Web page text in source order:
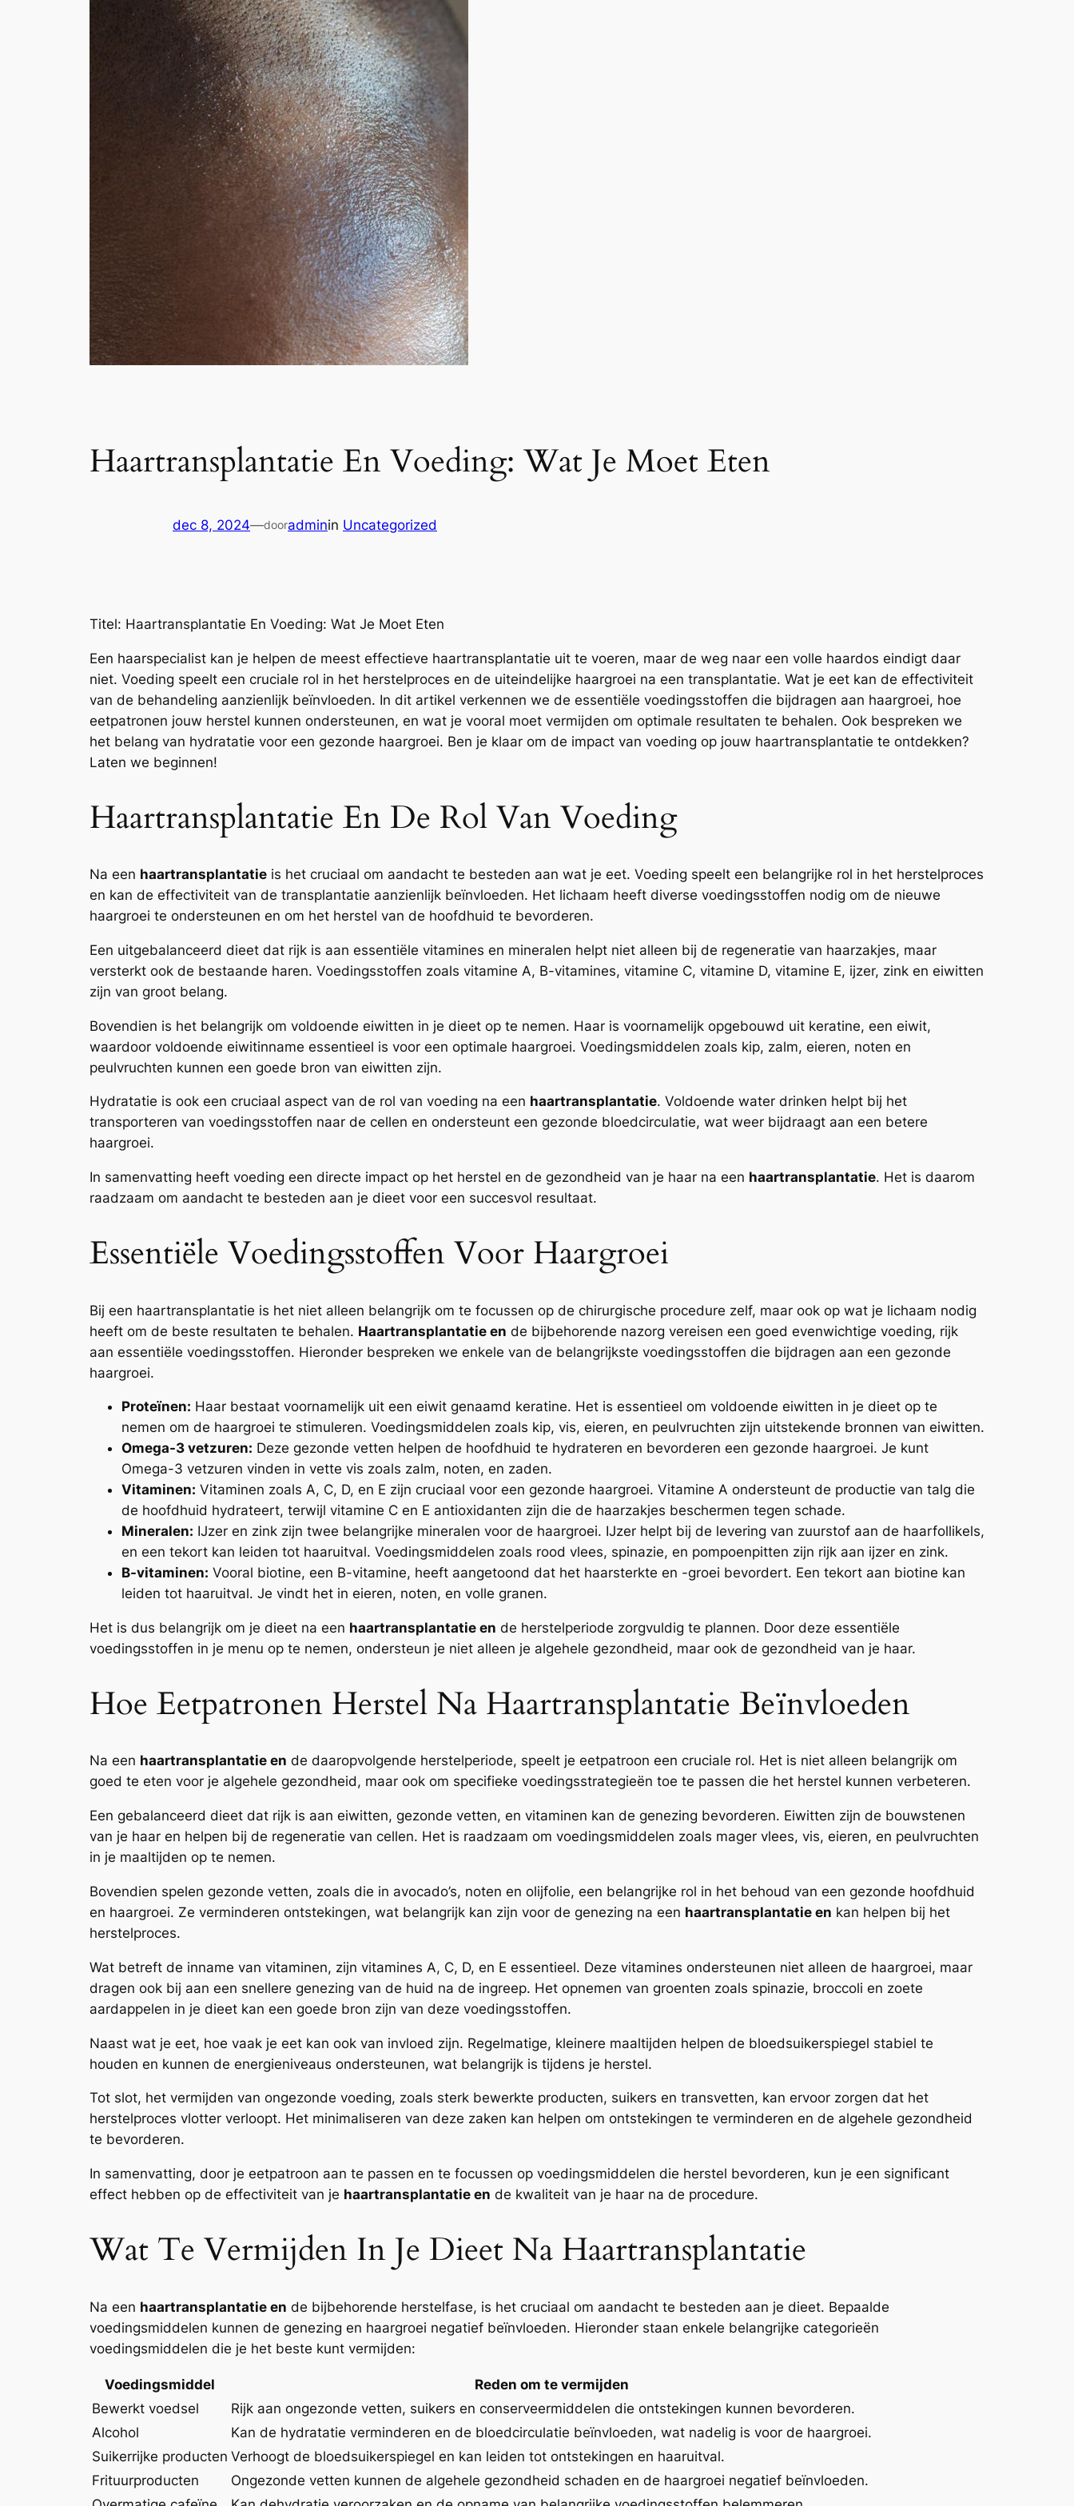
Haartransplantatie En Voeding: Wat Je Moet Eten
dec 8, 2024—dooradminin Uncategorized
Titel: Haartransplantatie En Voeding: Wat Je Moet Eten
Een haarspecialist kan je helpen de meest effectieve haartransplantatie uit te voeren, maar de weg naar een volle haardos eindigt daar
niet. Voeding speelt een cruciale rol in het herstelproces en de uiteindelijke haargroei na een transplantatie. Wat je eet kan de effectiviteit
van de behandeling aanzienlijk beïnvloeden. In dit artikel verkennen we de essentiële voedingsstoffen die bijdragen aan haargroei, hoe
eetpatronen jouw herstel kunnen ondersteunen, en wat je vooral moet vermijden om optimale resultaten te behalen. Ook bespreken we
het belang van hydratatie voor een gezonde haargroei. Ben je klaar om de impact van voeding op jouw haartransplantatie te ontdekken?
Laten we beginnen!
Haartransplantatie En De Rol Van Voeding
Na een haartransplantatie is het cruciaal om aandacht te besteden aan wat je eet. Voeding speelt een belangrijke rol in het herstelproces
en kan de effectiviteit van de transplantatie aanzienlijk beïnvloeden. Het lichaam heeft diverse voedingsstoffen nodig om de nieuwe
haargroei te ondersteunen en om het herstel van de hoofdhuid te bevorderen.
Een uitgebalanceerd dieet dat rijk is aan essentiële vitamines en mineralen helpt niet alleen bij de regeneratie van haarzakjes, maar
versterkt ook de bestaande haren. Voedingsstoffen zoals vitamine A, B-vitamines, vitamine C, vitamine D, vitamine E, ijzer, zink en eiwitten
zijn van groot belang.
Bovendien is het belangrijk om voldoende eiwitten in je dieet op te nemen. Haar is voornamelijk opgebouwd uit keratine, een eiwit,
waardoor voldoende eiwitinname essentieel is voor een optimale haargroei. Voedingsmiddelen zoals kip, zalm, eieren, noten en
peulvruchten kunnen een goede bron van eiwitten zijn.
Hydratatie is ook een cruciaal aspect van de rol van voeding na een haartransplantatie. Voldoende water drinken helpt bij het
transporteren van voedingsstoffen naar de cellen en ondersteunt een gezonde bloedcirculatie, wat weer bijdraagt aan een betere
haargroei.
In samenvatting heeft voeding een directe impact op het herstel en de gezondheid van je haar na een haartransplantatie. Het is daarom
raadzaam om aandacht te besteden aan je dieet voor een succesvol resultaat.
Essentiële Voedingsstoffen Voor Haargroei
Bij een haartransplantatie is het niet alleen belangrijk om te focussen op de chirurgische procedure zelf, maar ook op wat je lichaam nodig
heeft om de beste resultaten te behalen. Haartransplantatie en de bijbehorende nazorg vereisen een goed evenwichtige voeding, rijk
aan essentiële voedingsstoffen. Hieronder bespreken we enkele van de belangrijkste voedingsstoffen die bijdragen aan een gezonde
haargroei.
Proteïnen: Haar bestaat voornamelijk uit een eiwit genaamd keratine. Het is essentieel om voldoende eiwitten in je dieet op te
nemen om de haargroei te stimuleren. Voedingsmiddelen zoals kip, vis, eieren, en peulvruchten zijn uitstekende bronnen van eiwitten.
Omega-3 vetzuren: Deze gezonde vetten helpen de hoofdhuid te hydrateren en bevorderen een gezonde haargroei. Je kunt
Omega-3 vetzuren vinden in vette vis zoals zalm, noten, en zaden.
Vitaminen: Vitaminen zoals A, C, D, en E zijn cruciaal voor een gezonde haargroei. Vitamine A ondersteunt de productie van talg die
de hoofdhuid hydrateert, terwijl vitamine C en E antioxidanten zijn die de haarzakjes beschermen tegen schade.
Mineralen: IJzer en zink zijn twee belangrijke mineralen voor de haargroei. IJzer helpt bij de levering van zuurstof aan de haarfollikels,
en een tekort kan leiden tot haaruitval. Voedingsmiddelen zoals rood vlees, spinazie, en pompoenpitten zijn rijk aan ijzer en zink.
B-vitaminen: Vooral biotine, een B-vitamine, heeft aangetoond dat het haarsterkte en -groei bevordert. Een tekort aan biotine kan
leiden tot haaruitval. Je vindt het in eieren, noten, en volle granen.
Het is dus belangrijk om je dieet na een haartransplantatie en de herstelperiode zorgvuldig te plannen. Door deze essentiële
voedingsstoffen in je menu op te nemen, ondersteun je niet alleen je algehele gezondheid, maar ook de gezondheid van je haar.
Hoe Eetpatronen Herstel Na Haartransplantatie Beïnvloeden
Na een haartransplantatie en de daaropvolgende herstelperiode, speelt je eetpatroon een cruciale rol. Het is niet alleen belangrijk om
goed te eten voor je algehele gezondheid, maar ook om specifieke voedingsstrategieën toe te passen die het herstel kunnen verbeteren.
Een gebalanceerd dieet dat rijk is aan eiwitten, gezonde vetten, en vitaminen kan de genezing bevorderen. Eiwitten zijn de bouwstenen
van je haar en helpen bij de regeneratie van cellen. Het is raadzaam om voedingsmiddelen zoals mager vlees, vis, eieren, en peulvruchten
in je maaltijden op te nemen.
Bovendien spelen gezonde vetten, zoals die in avocado’s, noten en olijfolie, een belangrijke rol in het behoud van een gezonde hoofdhuid
en haargroei. Ze verminderen ontstekingen, wat belangrijk kan zijn voor de genezing na een haartransplantatie en kan helpen bij het
herstelproces.
Wat betreft de inname van vitaminen, zijn vitamines A, C, D, en E essentieel. Deze vitamines ondersteunen niet alleen de haargroei, maar
dragen ook bij aan een snellere genezing van de huid na de ingreep. Het opnemen van groenten zoals spinazie, broccoli en zoete
aardappelen in je dieet kan een goede bron zijn van deze voedingsstoffen.
Naast wat je eet, hoe vaak je eet kan ook van invloed zijn. Regelmatige, kleinere maaltijden helpen de bloedsuikerspiegel stabiel te
houden en kunnen de energieniveaus ondersteunen, wat belangrijk is tijdens je herstel.
Tot slot, het vermijden van ongezonde voeding, zoals sterk bewerkte producten, suikers en transvetten, kan ervoor zorgen dat het
herstelproces vlotter verloopt. Het minimaliseren van deze zaken kan helpen om ontstekingen te verminderen en de algehele gezondheid
te bevorderen.
In samenvatting, door je eetpatroon aan te passen en te focussen op voedingsmiddelen die herstel bevorderen, kun je een significant
effect hebben op de effectiviteit van je haartransplantatie en de kwaliteit van je haar na de procedure.
Wat Te Vermijden In Je Dieet Na Haartransplantatie
Na een haartransplantatie en de bijbehorende herstelfase, is het cruciaal om aandacht te besteden aan je dieet. Bepaalde
voedingsmiddelen kunnen de genezing en haargroei negatief beïnvloeden. Hieronder staan enkele belangrijke categorieën
voedingsmiddelen die je het beste kunt vermijden:
Voedingsmiddel
Reden om te vermijden
Bewerkt voedsel
Rijk aan ongezonde vetten, suikers en conserveermiddelen die ontstekingen kunnen bevorderen.
Alcohol
Kan de hydratatie verminderen en de bloedcirculatie beïnvloeden, wat nadelig is voor de haargroei.
Suikerrijke producten Verhoogt de bloedsuikerspiegel en kan leiden tot ontstekingen en haaruitval.
Frituurproducten
Ongezonde vetten kunnen de algehele gezondheid schaden en de haargroei negatief beïnvloeden.